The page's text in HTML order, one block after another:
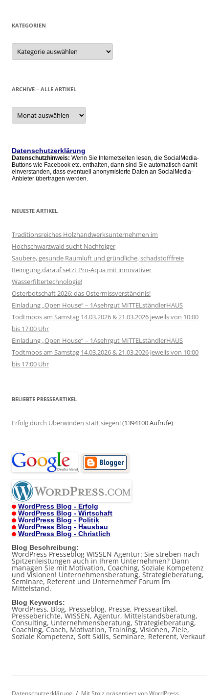
KATEGORIEN
Kategorien
ARCHIVE – ALLE ARTIKEL
Archive
alle
Datenschutzerklärung
Datenschutzhinweis: Wenn Sie Internetseiten lesen, die SocialMedia-
Buttons wie Facebook etc. enthalten, dann sind Sie automatisch damit
einverstanden, dass eventuell anonymisierte Daten an SocialMedia-
Anbieter übertragen werden.
NEUESTE ARTIKEL
Traditionsreiches Holzhandwerksunternehmen im
Hochschwarzwald sucht Nachfolger
Saubere, gesunde Raumluft und gründliche, schadstofffreie
Reinigung darauf setzt Pro-Aqua mit innovativer
Wasserfiltertechnologie!
Osterbotschaft 2026: das Ostermissverständnis!
Einladung „Open House“ – 1Asehrgut MiTTELständlerHAUS
Todtmoos am Samstag 14.03.2026 & 21.03.2026 jeweils von 10:00
bis 17:00 Uhr
Einladung „Open House“ – 1Asehrgut MiTTELständlerHAUS
Todtmoos am Samstag 14.03.2026 & 21.03.2026 jeweils von 10:00
bis 17:00 Uhr
BELIEBTE PRESSEARTIKEL
Erfolg durch Überwinden statt siegen!(1394100 Aufrufe)
.
WordPress Blog - Erfolg
WordPress Blog - Wirtschaft
WordPress Blog - Politik
WordPress Blog - Hausbau
WordPress Blog - Christlich
Blog Beschreibung:
WordPress Presseblog WISSEN Agentur: Sie streben nach
Spitzenleistungen auch in Ihrem Unternehmen? Dann
managen Sie mit Motivation, Coaching, Soziale Kompetenz
und Visionen! Unternehmensberatung, Strategieberatung,
Seminare, Referent und Unternehmer Forum im
Mittelstand.
Blog Keywords:
WordPress, Blog, Presseblog, Presse, Presseartikel,
Presseberichte, WISSEN, Agentur, Mittelstandsberatung,
Consulting, Unternehmensberatung, Strategieberatung,
Coaching, Coach, Motivation, Training, Visionen, Ziele,
Soziale Kompetenz, Soft Skills, Seminare, Referent, Verkauf
Datenschutzerklärung Mit Stolz präsentiert von WordPress